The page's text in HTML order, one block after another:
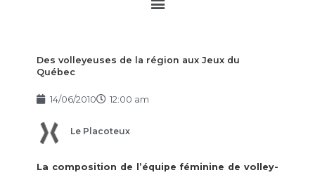
Des volleyeuses de la région aux Jeux du
Québec
14/06/2010 12:00 am
Le Placoteux
La composition de l’équipe féminine de volley-